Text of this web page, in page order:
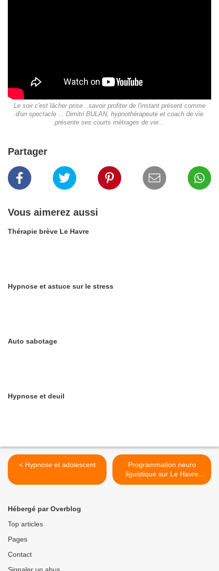
Le soir c'est lâcher prise...savoir profiter de l'instant présent comme
d'un spectacle ... Dimitri BULAN, hypnothérapeute et coach de vie
présente ses courts métrages de vie...
Partager
Vous aimerez aussi
Thérapie brève Le Havre
Hypnose et astuce sur le stress
Auto sabotage
Hypnose et deuil
< Hypnose et adolescent
Programmation neuro
liguistique sur Le Havre
avec un Praticien >
Hébergé par Overblog
Top articles
Pages
Contact